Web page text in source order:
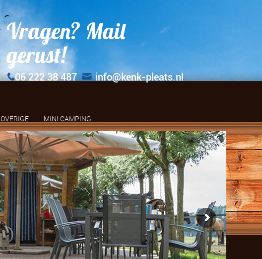
Vragen? Mail
gerust!
06 222 38 487 info@kenk-pleats.nl
OVERIGE MINI CAMPING